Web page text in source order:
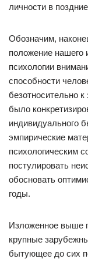
личности в
Обозначим,
положение нашего
психологии
способности
безотносительно
было
индивидуального
эмпирические
психологическим
постулировать
обосновать
годы.
Изложенное выше
крупные
бытующее до сих